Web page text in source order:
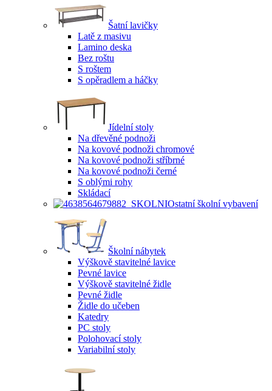
Šatní lavičky
Latě z masivu
Lamino deska
Bez roštu
S roštem
S opěradlem a háčky
Jídelní stoly
Na dřevěné podnoži
Na kovové podnoži chromové
Na kovové podnoži stříbrné
Na kovové podnoži černé
S oblými rohy
Skládací
Ostatní školní vybavení
Školní nábytek
Výškově stavitelné lavice
Pevné lavice
Výškově stavitelné židle
Pevné židle
Židle do učeben
Katedry
PC stoly
Polohovací stoly
Variabilní stoly